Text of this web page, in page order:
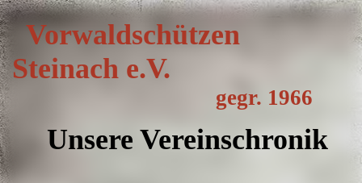
Vorwaldschützen
Steinach e.V.
gegr. 1966
Unsere Vereinschronik